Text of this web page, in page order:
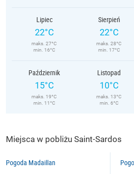
Lipiec
22°C
maks. 27°C
min. 16°C
Sierpień
22°C
maks. 28°C
min. 17°C
Październik
15°C
maks. 19°C
min. 11°C
Listopad
10°C
maks. 13°C
min. 6°C
Miejsca w pobliżu Saint-Sardos
Pogoda Madaillan